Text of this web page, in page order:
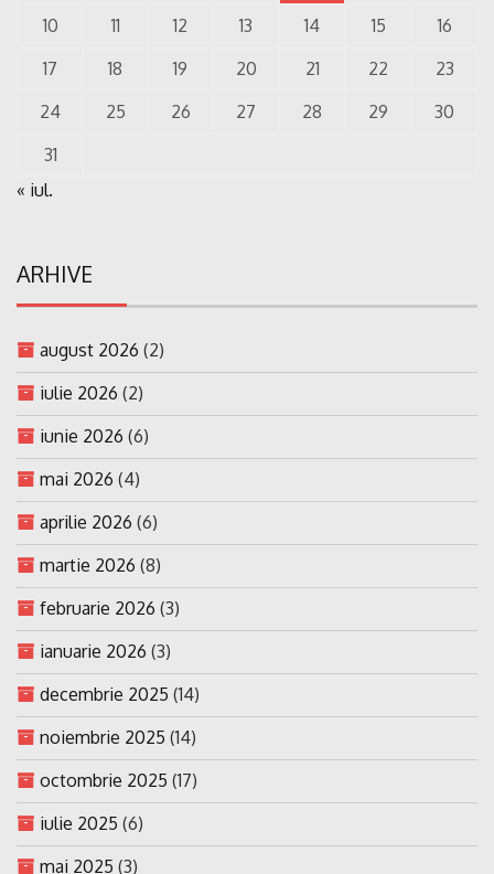
10
11 12 13 14 15
16
17
18 19 20 21 22
23
24
25 26 27 28 29
30
31
« iul.
ARHIVE
august 2026 (2)
iulie 2026 (2)
iunie 2026 (6)
mai 2026 (4)
aprilie 2026 (6)
martie 2026 (8)
februarie 2026 (3)
ianuarie 2026 (3)
decembrie 2025 (14)
noiembrie 2025 (14)
octombrie 2025 (17)
iulie 2025 (6)
mai 2025 (3)